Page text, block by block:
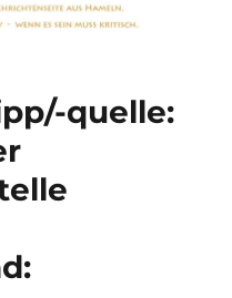
quelle: